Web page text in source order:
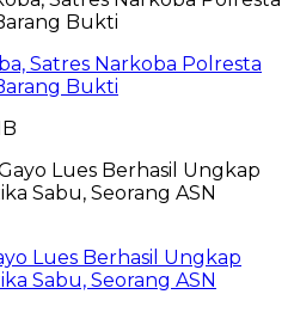
Satres Narkoba Polresta
Bukti
Lues Berhasil Ungkap
Sabu, Seorang ASN